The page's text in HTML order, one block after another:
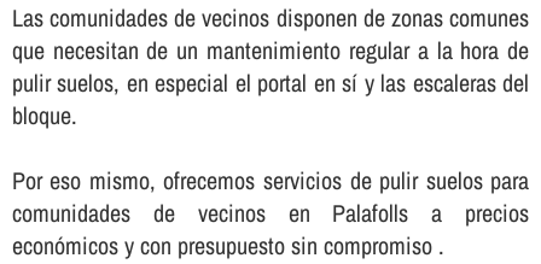
Las comunidades de vecinos disponen de zonas comunes
que necesitan de un mantenimiento regular a la hora de
pulir suelos, en especial el portal en sí­ y las escaleras del
bloque.
Por eso mismo, ofrecemos servicios de pulir suelos para
comunidades de vecinos en Palafolls a precios
económicos y con presupuesto sin compromiso .